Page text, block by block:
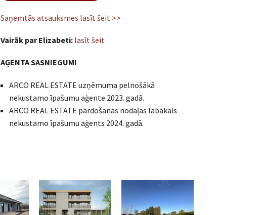
Saņemtās atsauksmes lasīt šeit >>
Vairāk par Elizabeti: lasīt šeit
AĢENTA SASNIEGUMI
ARCO REAL ESTATE uzņēmuma pelnošākā
nekustamo īpašumu aģente 2023. gadā.
ARCO REAL ESTATE pārdošanas nodaļas labākais
nekustamo īpašumu aģents 2024. gadā.